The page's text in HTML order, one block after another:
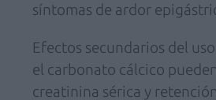
síntomas de ardor
Efectos secundarios del
el carbonato cálcico
creatinina sérica y